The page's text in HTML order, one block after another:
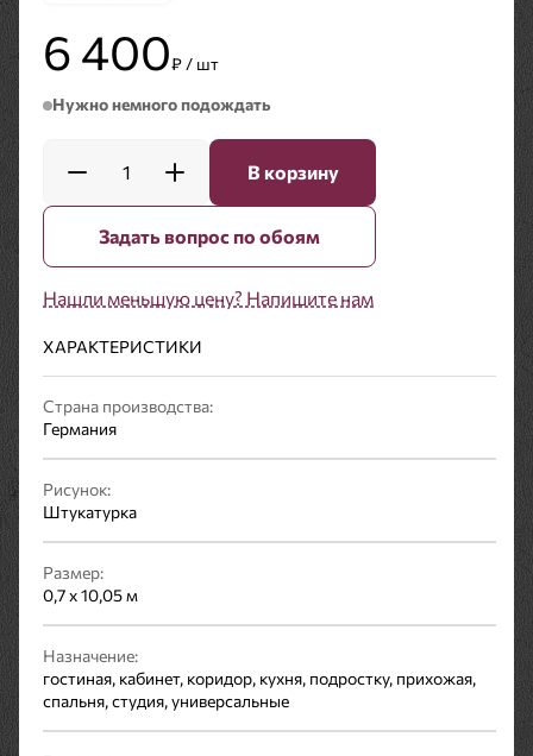
6 400₽ / шт
Нужно немного подождать
1 В корзину
Задать вопрос по обоям
Нашли меньшую цену? Напишите нам
ХАРАКТЕРИСТИКИ
Страна производства:
Германия
Рисунок:
Штукатурка
Размер:
0,7 x 10,05 м
Назначение:
гостиная, кабинет, коридор, кухня, подростку, прихожая,
спальня, студия, универсальные